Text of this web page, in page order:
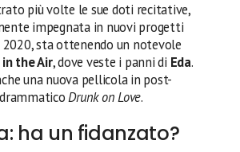
più volte le sue doti recitative,
impegnata in nuovi progetti
2020, sta ottenendo un notevole
the Air, dove veste i panni di Eda.
una nuova pellicola in post-
drammaticoDrunk on Love.
ha un fidanzato?